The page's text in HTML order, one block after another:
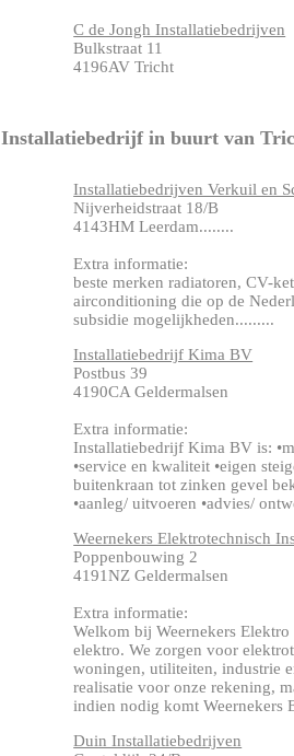
C de Jongh Installatiebedrijven
Bulkstraat 11
4196AV Tricht
Installatiebedrijf in buurt van
Installatiebedrijven Verkuil en
Nijverheidstraat 18/B
4143HM Leerdam........
Extra informatie:
beste merken radiatoren, CV-
airconditioning die op de
subsidie mogelijkheden.........
Installatiebedrijf Kima BV
Postbus 39
4190CA Geldermalsen
Extra informatie:
Installatiebedrijf Kima BV is:
•service en kwaliteit •eigen
buitenkraan tot zinken gevel
•aanleg/ uitvoeren •advies/
Weernekers Elektrotechnisch
Poppenbouwing 2
4191NZ Geldermalsen
Extra informatie:
Welkom bij Weernekers
elektro. We zorgen voor
woningen, utiliteiten, industrie
realisatie voor onze rekening,
indien nodig komt Weernekers
Duin Installatiebedrijven